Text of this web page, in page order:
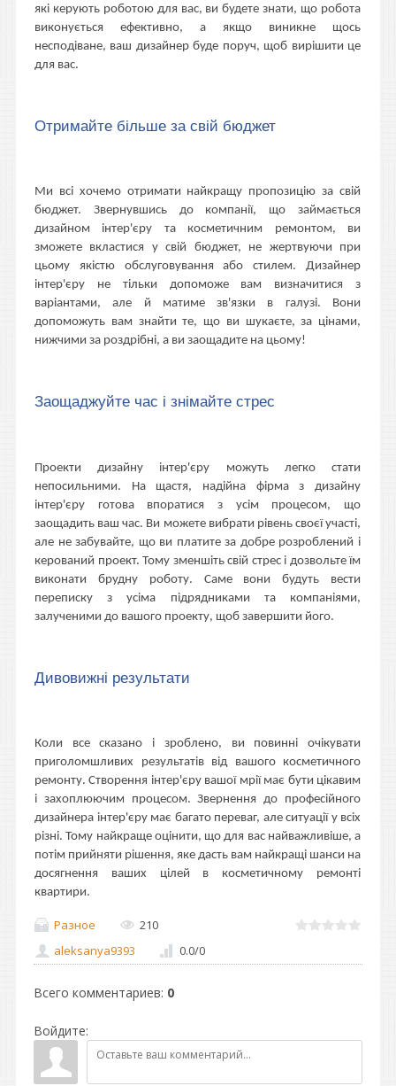
які керують роботою для вас, ви будете знати, що робота
виконується ефективно, а якщо виникне щось
несподіване, ваш дизайнер буде поруч, щоб вирішити це
для вас.
Отримайте більше за свій бюджет
Ми всі хочемо отримати найкращу пропозицію за свій
бюджет. Звернувшись до компанії, що займається
дизайном інтер'єру та косметичним ремонтом, ви
зможете вкластися у свій бюджет, не жертвуючи при
цьому якістю обслуговування або стилем. Дизайнер
інтер'єру не тільки допоможе вам визначитися з
варіантами, але й матиме зв'язки в галузі. Вони
допоможуть вам знайти те, що ви шукаєте, за цінами,
нижчими за роздрібні, а ви заощадите на цьому!
Заощаджуйте час і знімайте стрес
Проекти дизайну інтер'єру можуть легко стати
непосильними. На щастя, надійна фірма з дизайну
інтер'єру готова впоратися з усім процесом, що
заощадить ваш час. Ви можете вибрати рівень своєї участі,
але не забувайте, що ви платите за добре розроблений і
керований проект. Тому зменшіть свій стрес і дозвольте їм
виконати брудну роботу. Саме вони будуть вести
переписку з усіма підрядниками та компаніями,
залученими до вашого проекту, щоб завершити його.
Дивовижні результати
Коли все сказано і зроблено, ви повинні очікувати
приголомшливих результатів від вашого косметичного
ремонту. Створення інтер'єру вашої мрії має бути цікавим
і захоплюючим процесом. Звернення до професійного
дизайнера інтер'єру має багато переваг, але ситуації у всіх
різні. Тому найкраще оцінити, що для вас найважливіше, а
потім прийняти рішення, яке дасть вам найкращі шанси на
досягнення ваших цілей в косметичному ремонті
квартири.
Разное
210
aleksanya9393
0.0/0
Всего комментариев: 0
Войдите: